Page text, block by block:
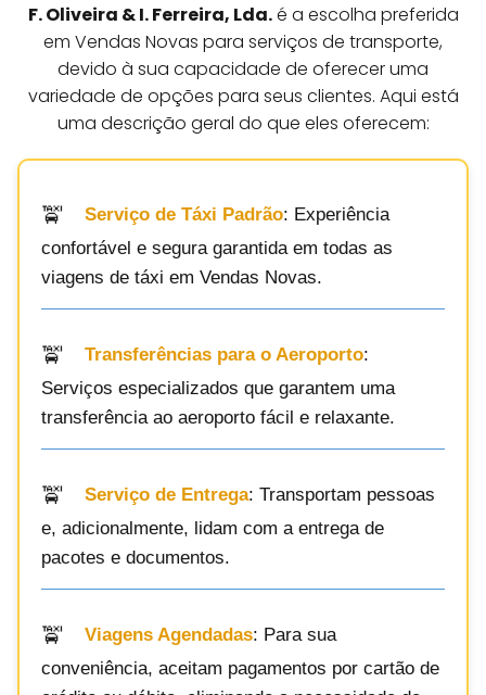
F. Oliveira & I. Ferreira, Lda.é a escolha preferida
em Vendas Novas para serviços de transporte,
devido à sua capacidade de oferecer uma
variedade de opções para seus clientes. Aqui está
uma descrição geral do que eles oferecem:
Serviço de Táxi Padrão: Experiência
confortável e segura garantida em todas as
viagens de táxi em Vendas Novas.
Transferências para o Aeroporto:
Serviços especializados que garantem uma
transferência ao aeroporto fácil e relaxante.
Serviço de Entrega: Transportam pessoas
e, adicionalmente, lidam com a entrega de
pacotes e documentos.
Viagens Agendadas: Para sua
conveniência, aceitam pagamentos por cartão de